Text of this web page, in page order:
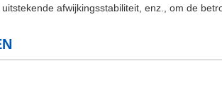
afwijkingsstabiliteit, enz., om de